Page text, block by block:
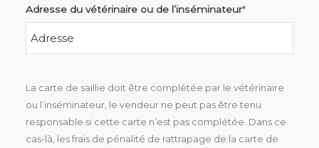
Adresse du vétérinaire ou de l’inséminateur*
La carte de saillie doit être complétée par le vétérinaire
ou l’inséminateur, le vendeur ne peut pas être tenu
responsable si cette carte n’est pas complétée. Dans ce
cas-là, les frais de pénalité de rattrapage de la carte de